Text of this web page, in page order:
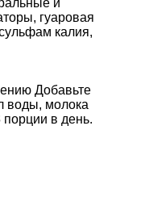
и
гуаровая
калия,
Добавьте
воды, молока
в день.